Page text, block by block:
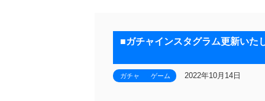
■ガチャインスタグラム更新いた
ガチャ ゲーム 2022年10月14日